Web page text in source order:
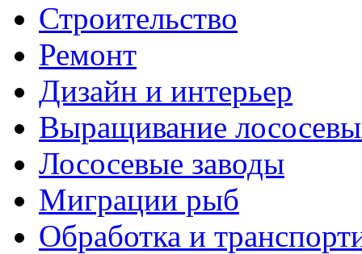
Строительство
Ремонт
Дизайн и интерьер
Выращивание
Лососевые заводы
Миграции рыб
Обработка и